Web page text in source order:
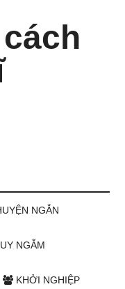
NGẮN
NGẪM
KHỞI NGHIỆP